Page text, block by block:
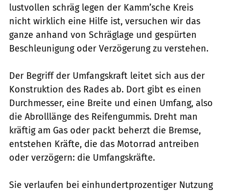
lustvollen schräg legen der Kamm’sche Kreis
nicht wirklich eine Hilfe ist, versuchen wir das
ganze anhand von Schräglage und gespürten
Beschleunigung oder Verzögerung zu verstehen.
Der Begriff der Umfangskraft leitet sich aus der
Konstruktion des Rades ab. Dort gibt es einen
Durchmesser, eine Breite und einen Umfang, also
die Abrolllänge des Reifengummis. Dreht man
kräftig am Gas oder packt beherzt die Bremse,
entstehen Kräfte, die das Motorrad antreiben
oder verzögern: die Umfangskräfte.
Sie verlaufen bei einhundertprozentiger Nutzung